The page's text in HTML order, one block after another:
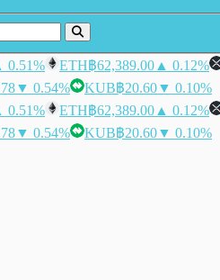
0.51% ETH฿62,389.00 ▲ 0.12%
▼ 0.54% KUB฿20.60▼ 0.10%
0.51% ETH฿62,389.00 ▲ 0.12%
▼ 0.54% KUB฿20.60▼ 0.10%